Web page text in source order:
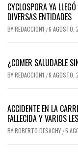
CYCLOSPORA YA
DIVERSAS ENTIDADES
BYREDACCION1 /6 AGOSTO,
¿COMER SALUDABLE
BYREDACCION1 /6 AGOSTO,
ACCIDENTE EN LA
FALLECIDA Y VARIOS
BYROBERTO DESACHY /5